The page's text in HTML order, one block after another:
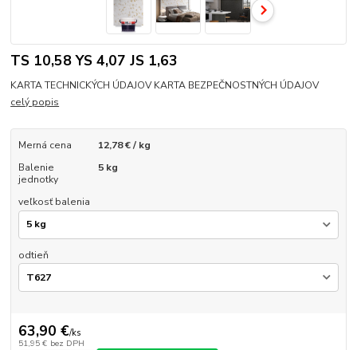
TS 10,58 YS 4,07 JS 1,63
KARTA TECHNICKÝCH ÚDAJOV KARTA BEZPEČNOSTNÝCH ÚDAJOV
celý popis
Merná cena
12,78 € / kg
Balenie
jednotky
5 kg
veľkosť balenia
odtieň
63,90 €/ks
51,95 € bez DPH